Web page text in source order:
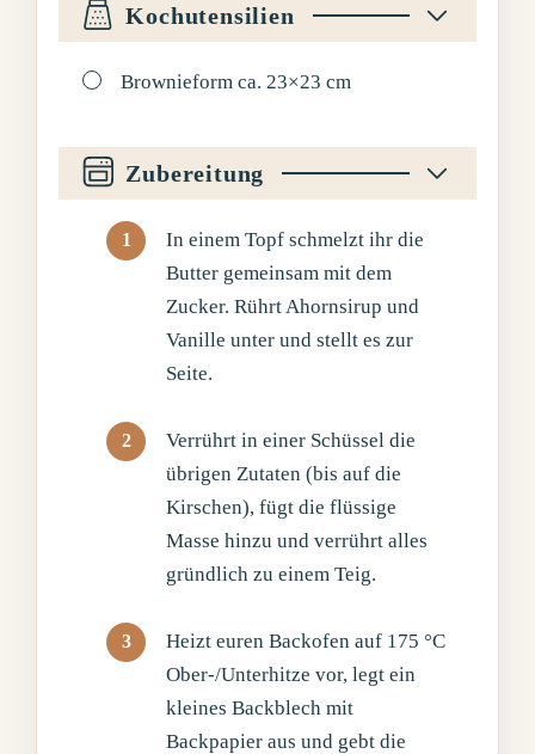
Kochutensilien
▢
Brownieform ca. 23×23 cm
Zubereitung
In einem Topf schmelzt ihr die
Butter gemeinsam mit dem
Zucker. Rührt Ahornsirup und
Vanille unter und stellt es zur
Seite.
Verrührt in einer Schüssel die
übrigen Zutaten (bis auf die
Kirschen), fügt die flüssige
Masse hinzu und verrührt alles
gründlich zu einem Teig.
Heizt euren Backofen auf 175 °C
Ober-/Unterhitze vor, legt ein
kleines Backblech mit
Backpapier aus und gebt die